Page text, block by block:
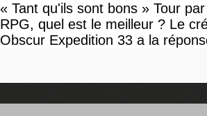
« Tant qu'ils sont bons » Tour
RPG, quel est le meilleur ? Le
Obscur Expedition 33 a la